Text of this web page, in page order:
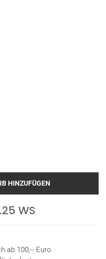
HINZUFÜGEN
WS
ab 100,-- Euro